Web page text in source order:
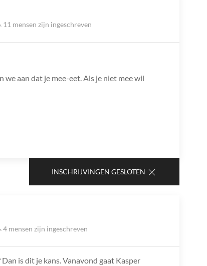
11 mensen zijn ingeschreven
aan dat je mee-eet. Als je niet mee wil
INSCHRIJVINGEN GESLOTEN
4 mensen zijn ingeschreven
is dit je kans. Vanavond gaat Kasper